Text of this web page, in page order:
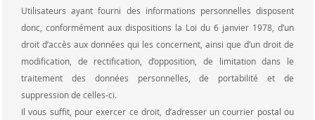
Utilisateurs ayant fourni des informations personnelles disposent
donc, conformément aux dispositions la Loi du 6 janvier 1978, d’un
droit d’accès aux données qui les concernent, ainsi que d’un droit de
modification, de rectification, d’opposition, de limitation dans le
traitement des données personnelles, de portabilité et de
suppression de celles-ci.
Il vous suffit, pour exercer ce droit, d’adresser un courrier postal ou